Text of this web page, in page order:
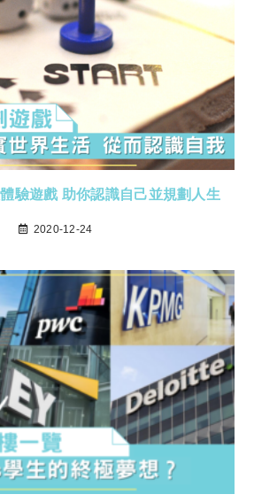
驗遊戲 助你認識自己並規劃人生
2020-12-24